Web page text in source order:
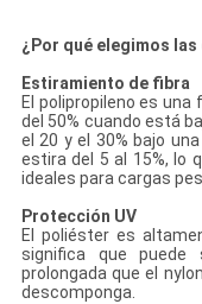
¿Por qué elegimos
Estiramiento de fibra
El polipropileno es
del 50% cuando está
el 20 y el 30% bajo
estira del 5 al 15%, lo
ideales para cargas
Protección UV
El poliéster es
significa que puede
prolongada que el
descomponga.